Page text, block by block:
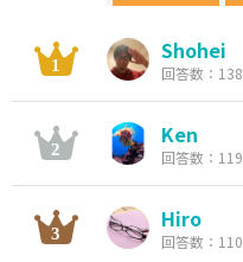
Shohei
回答数：138
Ken
回答数：119
Hiro
回答数：110